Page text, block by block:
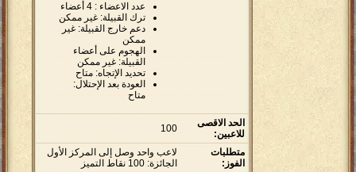
عدد الاعضاء : 4 أعضاء
ترك القبيلة: غير ممكن
دعم خارج القبيلة: غير
ممكن
الهجوم على أعضاء
القبيلة: غير ممكن
تحديد الإتجاه: متاح
العودة بعد الإحتلال:
متاح
الحد الاقصى
للاعبين:
100
متطلبات
الفوز:
لاعب واحد وصل إلى المركز الأول
الجائزة: 100 نقاط التميز